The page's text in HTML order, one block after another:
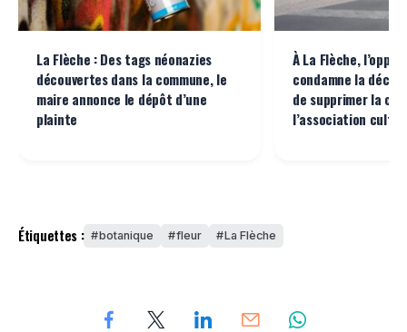
La Flèche : Des tags néonazies
découvertes dans la commune, le
maire annonce le dépôt d’une
plainte
À La Flèche,
condamne la
de supprimer la
l’association
Étiquettes : botanique fleur La Flèche